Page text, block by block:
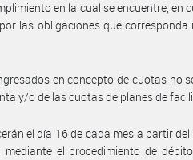
en la cual se encuentre, en
las obligaciones que corresponda
en concepto de cuotas no
y/o de las cuotas de planes de
el día 16 de cada mes a partir
el procedimiento de